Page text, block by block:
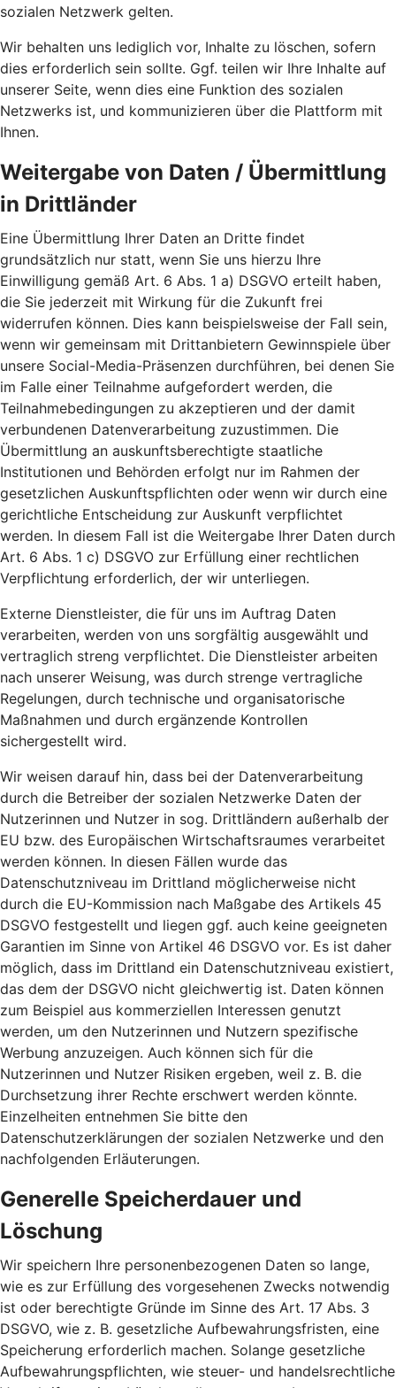
sozialen Netzwerk gelten.
Wir behalten uns lediglich vor, Inhalte zu löschen, sofern
dies erforderlich sein sollte. Ggf. teilen wir Ihre Inhalte auf
unserer Seite, wenn dies eine Funktion des sozialen
Netzwerks ist, und kommunizieren über die Plattform mit
Ihnen.
Weitergabe von Daten / Übermittlung
in Drittländer
Eine Übermittlung Ihrer Daten an Dritte findet
grundsätzlich nur statt, wenn Sie uns hierzu Ihre
Einwilligung gemäß Art. 6 Abs. 1 a) DSGVO erteilt haben,
die Sie jederzeit mit Wirkung für die Zukunft frei
widerrufen können. Dies kann beispielsweise der Fall sein,
wenn wir gemeinsam mit Drittanbietern Gewinnspiele über
unsere Social-Media-Präsenzen durchführen, bei denen Sie
im Falle einer Teilnahme aufgefordert werden, die
Teilnahmebedingungen zu akzeptieren und der damit
verbundenen Datenverarbeitung zuzustimmen. Die
Übermittlung an auskunftsberechtigte staatliche
Institutionen und Behörden erfolgt nur im Rahmen der
gesetzlichen Auskunftspflichten oder wenn wir durch eine
gerichtliche Entscheidung zur Auskunft verpflichtet
werden. In diesem Fall ist die Weitergabe Ihrer Daten durch
Art. 6 Abs. 1 c) DSGVO zur Erfüllung einer rechtlichen
Verpflichtung erforderlich, der wir unterliegen.
Externe Dienstleister, die für uns im Auftrag Daten
verarbeiten, werden von uns sorgfältig ausgewählt und
vertraglich streng verpflichtet. Die Dienstleister arbeiten
nach unserer Weisung, was durch strenge vertragliche
Regelungen, durch technische und organisatorische
Maßnahmen und durch ergänzende Kontrollen
sichergestellt wird.
Wir weisen darauf hin, dass bei der Datenverarbeitung
durch die Betreiber der sozialen Netzwerke Daten der
Nutzerinnen und Nutzer in sog. Drittländern außerhalb der
EU bzw. des Europäischen Wirtschaftsraumes verarbeitet
werden können. In diesen Fällen wurde das
Datenschutzniveau im Drittland möglicherweise nicht
durch die EU-Kommission nach Maßgabe des Artikels 45
DSGVO festgestellt und liegen ggf. auch keine geeigneten
Garantien im Sinne von Artikel 46 DSGVO vor. Es ist daher
möglich, dass im Drittland ein Datenschutzniveau existiert,
das dem der DSGVO nicht gleichwertig ist. Daten können
zum Beispiel aus kommerziellen Interessen genutzt
werden, um den Nutzerinnen und Nutzern spezifische
Werbung anzuzeigen. Auch können sich für die
Nutzerinnen und Nutzer Risiken ergeben, weil z. B. die
Durchsetzung ihrer Rechte erschwert werden könnte.
Einzelheiten entnehmen Sie bitte den
Datenschutzerklärungen der sozialen Netzwerke und den
nachfolgenden Erläuterungen.
Generelle Speicherdauer und
Löschung
Wir speichern Ihre personenbezogenen Daten so lange,
wie es zur Erfüllung des vorgesehenen Zwecks notwendig
ist oder berechtigte Gründe im Sinne des Art. 17 Abs. 3
DSGVO, wie z. B. gesetzliche Aufbewahrungsfristen, eine
Speicherung erforderlich machen. Solange gesetzliche
Aufbewahrungspflichten, wie steuer- und handelsrechtliche